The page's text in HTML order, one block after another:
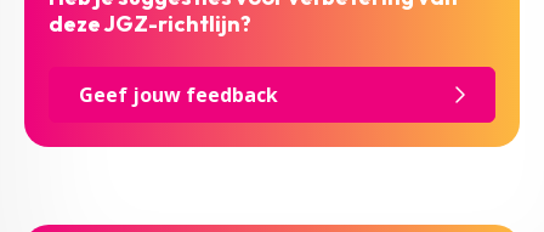
deze JGZ-richtlijn?
Geef jouw feedback